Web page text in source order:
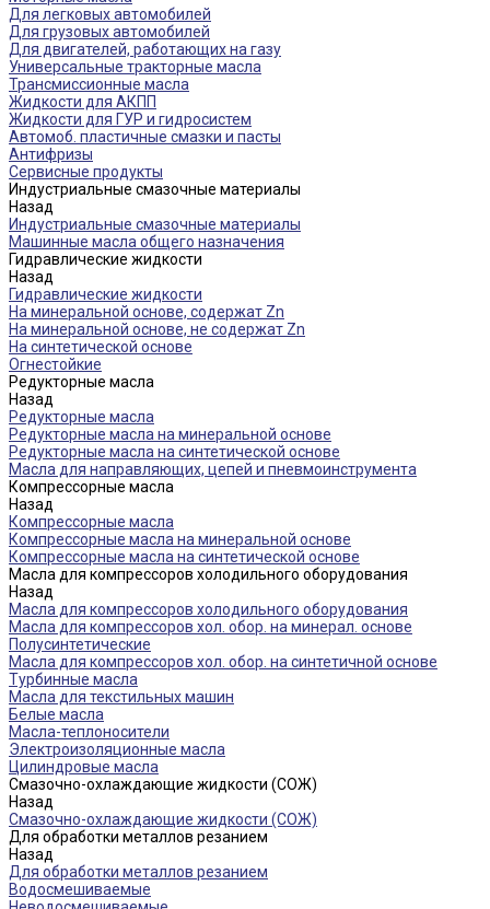
Для легковых автомобилей
Для грузовых автомобилей
Для двигателей, работающих на газу
Универсальные тракторные масла
Трансмиссионные масла
Жидкости для АКПП
Жидкости для ГУР и гидросистем
Автомоб. пластичные смазки и пасты
Антифризы
Сервисные продукты
Индустриальные смазочные материалы
Назад
Индустриальные смазочные материалы
Машинные масла общего назначения
Гидравлические жидкости
Назад
Гидравлические жидкости
На минеральной основе, содержат Zn
На минеральной основе, не содержат Zn
На синтетической основе
Огнестойкие
Редукторные масла
Назад
Редукторные масла
Редукторные масла на минеральной основе
Редукторные масла на синтетической основе
Масла для направляющих, цепей и пневмоинструмента
Компрессорные масла
Назад
Компрессорные масла
Компрессорные масла на минеральной основе
Компрессорные масла на синтетической основе
Масла для компрессоров холодильного оборудования
Назад
Масла для компрессоров холодильного оборудования
Масла для компрессоров хол. обор. на минерал. основе
Полусинтетические
Масла для компрессоров хол. обор. на синтетичной основе
Турбинные масла
Масла для текстильных машин
Белые масла
Масла-теплоносители
Электроизоляционные масла
Цилиндровые масла
Смазочно-охлаждающие жидкости (СОЖ)
Назад
Смазочно-охлаждающие жидкости (СОЖ)
Для обработки металлов резанием
Назад
Для обработки металлов резанием
Водосмешиваемые